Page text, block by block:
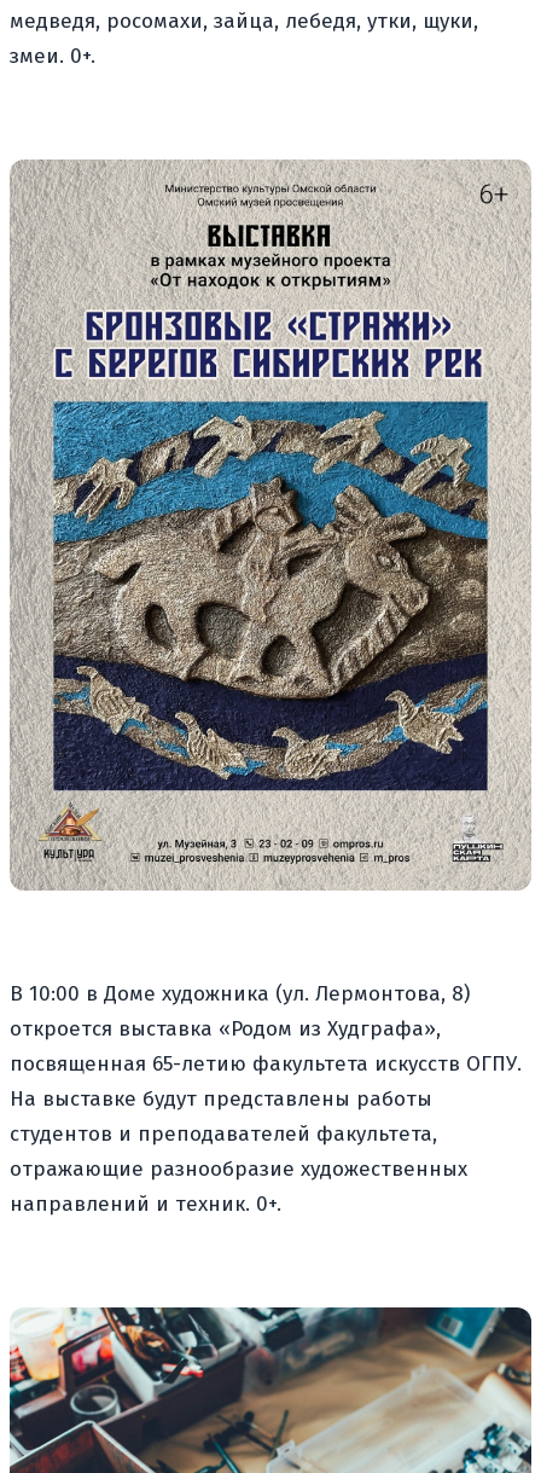
медведя, росомахи, зайца, лебедя, утки, щуки,
змеи. 0+.
В 10:00 в Доме художника (ул. Лермонтова, 8)
откроется выставка «Родом из Худграфа»,
посвященная 65-летию факультета искусств ОГПУ.
На выставке будут представлены работы
студентов и преподавателей факультета,
отражающие разнообразие художественных
направлений и техник. 0+.